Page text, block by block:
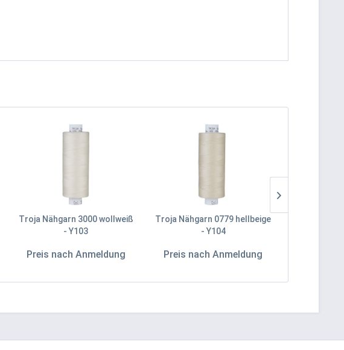
Troja Nähgarn 3000 wollweiß
- Y103
Preis nach Anmeldung
Troja Nähgarn 0779 hellbeige
- Y104
Preis nach Anmeldung